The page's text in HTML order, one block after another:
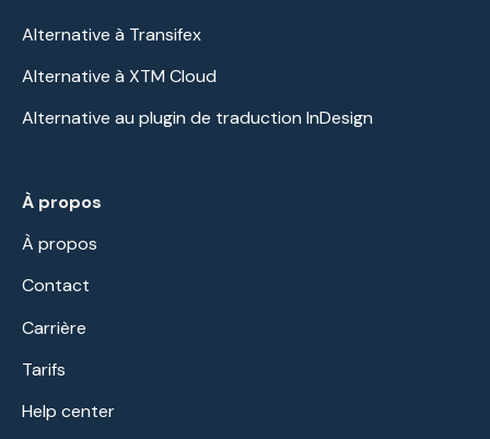
Alternative à Transifex
Alternative à XTM Cloud
Alternative au plugin de traduction InDesign
À propos
À propos
Contact
Carrière
Tarifs
Help center